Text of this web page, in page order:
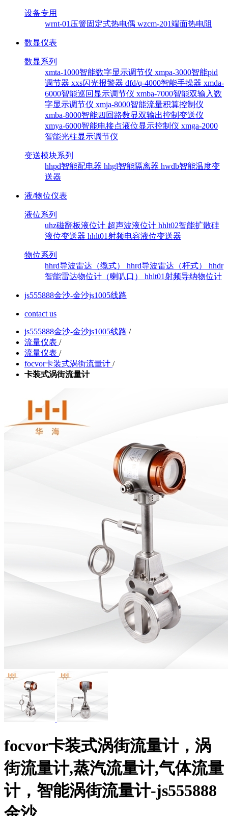
设备专用
wrnt-01压簧固定式热电偶 wzcm-201端面热电阻
数显仪表
数显系列
xmta-1000智能数字显示调节仪 xmpa-3000智能pid
调节器 xxs闪光报警器 dfd/q-4000智能手操器 xmda-
6000智能巡回显示调节仪 xmba-7000智能双输入数
字显示调节仪 xmja-8000智能流量积算控制仪
xmba-8000智能四回路数显双输出控制变送仪
xmya-6000智能电接点液位显示控制仪 xmga-2000
智能光柱显示调节仪
变送模块系列
hhpd智能配电器 hhgl智能隔离器 hwdb智能温度变
送器
液/物位仪表
液位系列
uhz磁翻板液位计 超声波液位计 hhlt02智能扩散硅
液位变送器 hhlt01射频电容液位变送器
物位系列
hhrd导波雷达（缆式） hhrd导波雷达（杆式） hhdr
智能雷达物位计（喇叭口） hhlt01射频导纳物位计
js555888金沙-金沙js1005线路
contact us
js555888金沙-金沙js1005线路 /
流量仪表 /
流量仪表 /
focvor卡装式涡街流量计 /
卡装式涡街流量计
focvor卡装式涡街流量计，涡
街流量计,蒸汽流量计,气体流量
计，智能涡街流量计-js555888